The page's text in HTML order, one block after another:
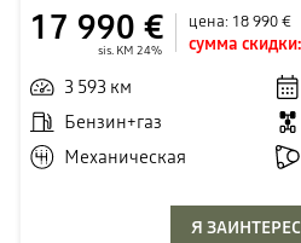
17 990 €
sis. KM 24%
цена: 18 990 €
сумма скидки:
3 593 км
Бензин+газ
Механическая
Я